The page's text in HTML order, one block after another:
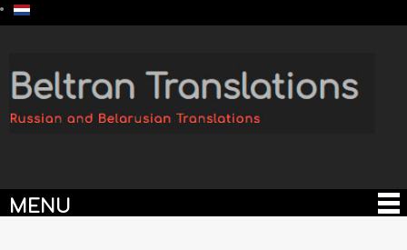
MENU